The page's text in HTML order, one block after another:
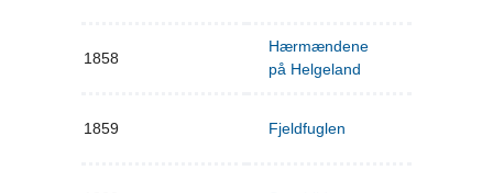
1858
Hærmændene
på Helgeland
1859 Fjeldfuglen